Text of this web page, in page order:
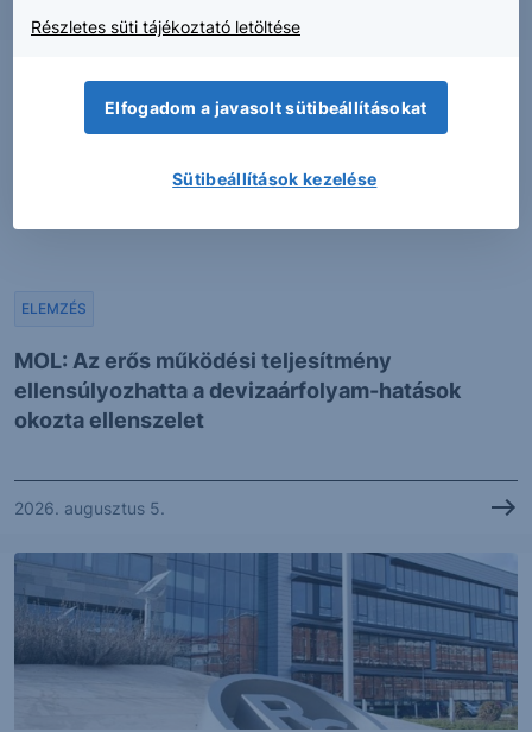
MOL: Az erős működési teljesítmény
ellensúlyozhatta a devizaárfolyam-hatások
okozta ellenszelet
ELEMZÉS
2026. augusztus 5.
Részletes süti tájékoztató letöltése
Elfogadom a javasolt sütibeállításokat
Sütibeállítások kezelése